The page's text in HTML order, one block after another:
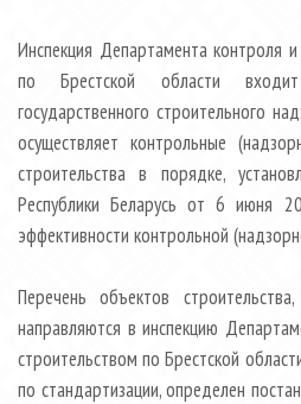
Инспекция Департамента контроля
по Брестской области
государственного строительного
осуществляет контрольные
строительства в порядке,
Республики Беларусь от 6 июня
эффективности контрольной
Перечень объектов
направляются в инспекцию
строительством по Брестской
по стандартизации, определен